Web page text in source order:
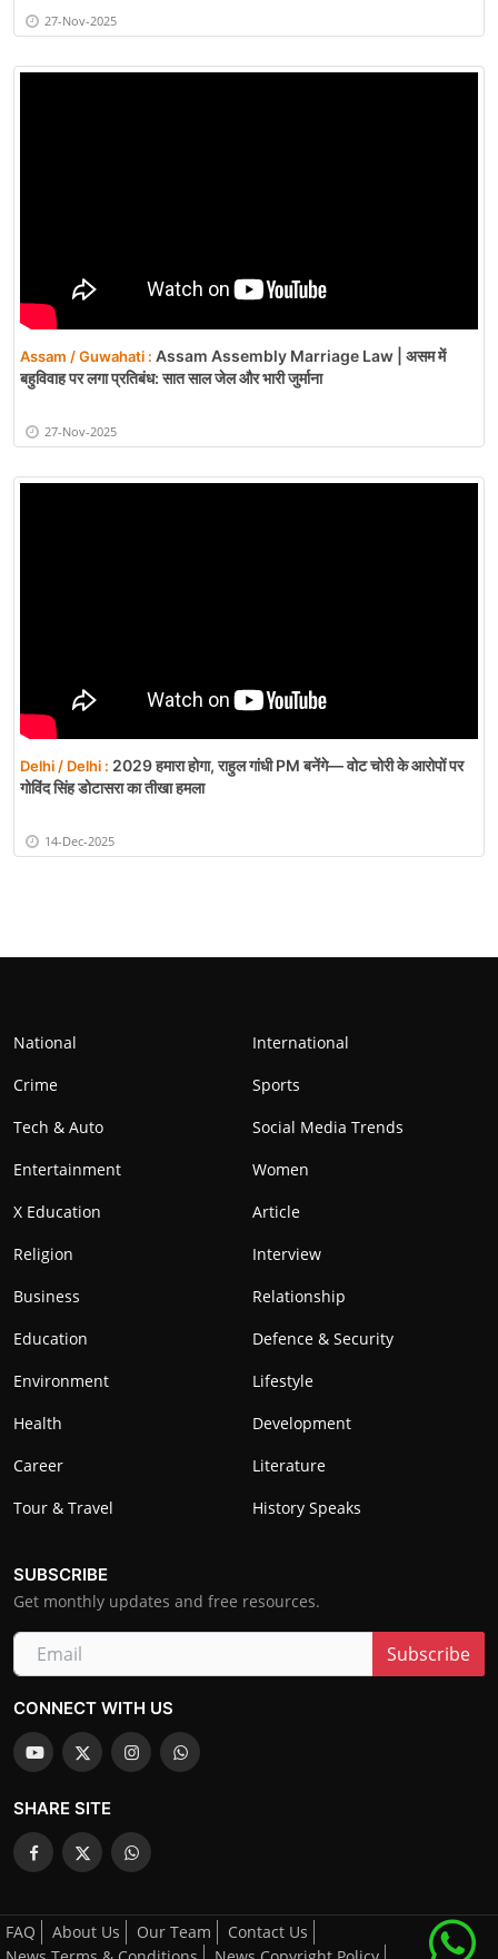
27-Nov-2025
Assam / Guwahati : Assam Assembly Marriage Law | असम में
बहुविवाह पर लगा प्रतिबंध: सात साल जेल और भारी जुर्माना
27-Nov-2025
Delhi / Delhi : 2029 हमारा होगा, राहुल गांधी PM बनेंगे— वोट चोरी के आरोपों पर
गोविंद सिंह डोटासरा का तीखा हमला
14-Dec-2025
National
International
Crime
Sports
Tech & Auto
Social Media Trends
Entertainment
Women
X Education
Article
Religion
Interview
Business
Relationship
Education
Defence & Security
Environment
Lifestyle
Health
Development
Career
Literature
Tour & Travel
History Speaks
SUBSCRIBE
Get monthly updates and free resources.
Subscribe
CONNECT WITH US
SHARE SITE
FAQ About Us Our Team
Contact Us